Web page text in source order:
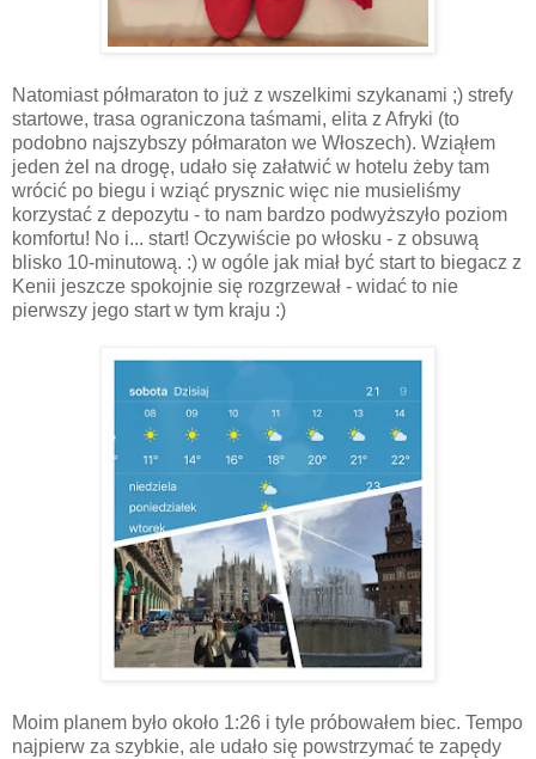
Natomiast półmaraton to już z wszelkimi szykanami ;) strefy
startowe, trasa ograniczona taśmami, elita z Afryki (to
podobno najszybszy półmaraton we Włoszech). Wziąłem
jeden żel na drogę, udało się załatwić w hotelu żeby tam
wrócić po biegu i wziąć prysznic więc nie musieliśmy
korzystać z depozytu - to nam bardzo podwyższyło poziom
komfortu! No i... start! Oczywiście po włosku - z obsuwą
blisko 10-minutową. :) w ogóle jak miał być start to biegacz z
Kenii jeszcze spokojnie się rozgrzewał - widać to nie
pierwszy jego start w tym kraju :)
Moim planem było około 1:26 i tyle próbowałem biec. Tempo
najpierw za szybkie, ale udało się powstrzymać te zapędy